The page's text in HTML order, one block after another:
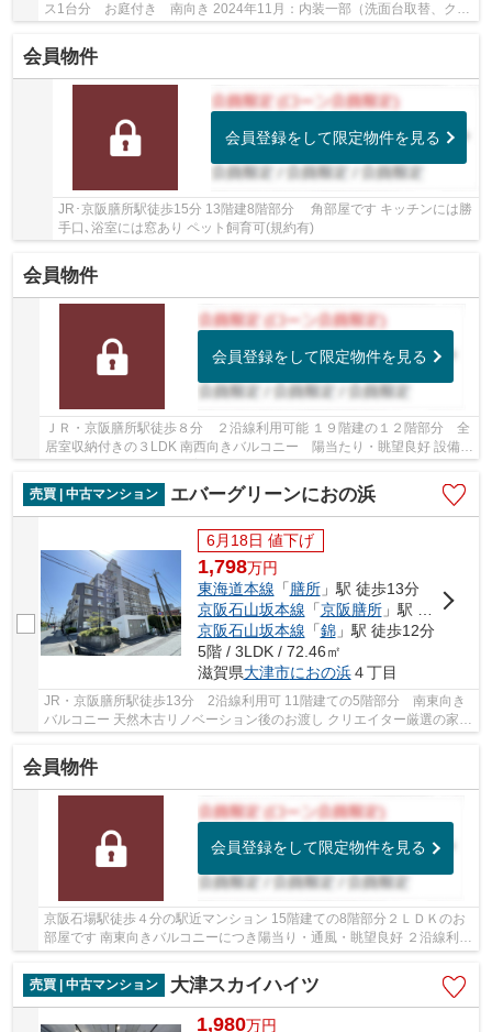
ス1台分 お庭付き 南向き 2024年11月：内装一部（洗面台取替、クロ
会員物件
会員登録をして限定物件を見る
JR･京阪膳所駅徒歩15分 13階建8階部分 角部屋です キッチンには勝
手口､浴室には窓あり ペット飼育可(規約有)
会員物件
会員登録をして限定物件を見る
ＪＲ・京阪膳所駅徒歩８分 ２沿線利用可能 １９階建の１２階部分 全
居室収納付きの３LDK 南西向きバルコニー 陽当たり・眺望良好 設備充
実しています ペット飼育可能（規約有）
売買 | 中古マンション
エバーグリーンにおの浜
6月18日 値下げ
1,798万円
東海道本線 「膳所」駅 徒歩13分
京阪石山坂本線 「京阪膳所」駅 徒歩13分
京阪石山坂本線 「錦」駅 徒歩12分
5階 / 3LDK / 72.46㎡
滋賀県大津市におの浜４丁目
JR・京阪膳所駅徒歩13分 2沿線利用可 11階建ての5階部分 南東向き
バルコニー 天然木古リノベーション後のお渡し クリエイター厳選の家具
照明付きです 【2026年3月17日完成予定】 ...
会員物件
会員登録をして限定物件を見る
京阪石場駅徒歩４分の駅近マンション 15階建ての8階部分２ＬＤＫのお
部屋です 南東向きバルコニーにつき陽当り・通風・眺望良好 ２沿線利用
可能 ペット飼育可能 ＬＤに床暖房あり 共...
売買 | 中古マンション
大津スカイハイツ
1,980万円